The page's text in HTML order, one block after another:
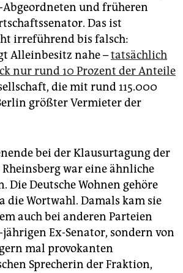
und früheren
Das ist
irreführend bis falsch:
Alleinbesitz nahe –tatsächlich
nur rund 10 Prozent der Anteile
die mit rund 115.000
größter Vermieter der
bei der Klausurtagung der
war eine ähnliche
Die Deutsche Wohnen gehöre
die Wortwahl. Damals kam sie
auch bei anderen Parteien
Ex-Senator, sondern von
mal provokanten
Sprecherin der Fraktion,